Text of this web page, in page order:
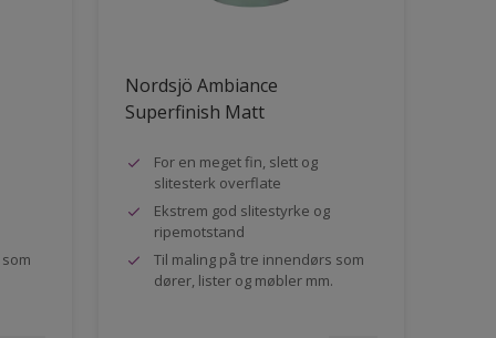
Nordsjö Ambiance
Superfinish Matt
For en meget fin, slett og
slitesterk overflate
Ekstrem god slitestyrke og
ripemotstand
Til maling på tre innendørs som
dører, lister og møbler mm.